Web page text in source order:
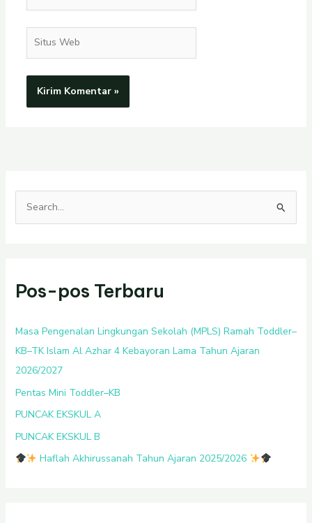
Web
a
u
t
u
k
Pos-pos Terbaru
Masa Pengenalan Lingkungan Sekolah (MPLS) Ramah Toddler–
KB–TK Islam Al Azhar 4 Kebayoran Lama Tahun Ajaran
2026/2027
Pentas Mini Toddler–KB
PUNCAK EKSKUL A
PUNCAK EKSKUL B
Haflah Akhirussanah Tahun Ajaran 2025/2026